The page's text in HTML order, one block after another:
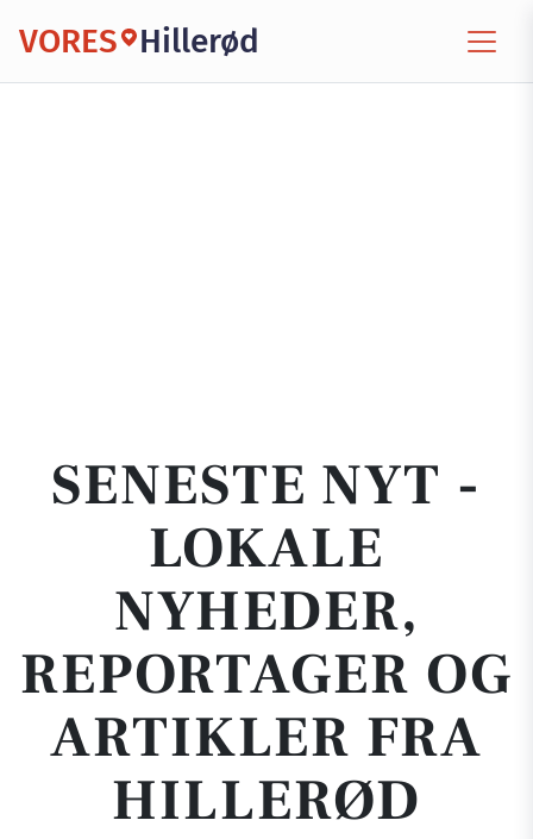
VORES Hillerød
SENESTE NYT -
LOKALE
NYHEDER,
REPORTAGER OG
ARTIKLER FRA
HILLERØD